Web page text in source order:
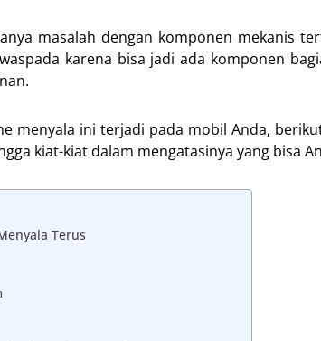
masalah dengan komponen mekanis
karena bisa jadi ada komponen
menyala ini terjadi pada mobil Anda,
kiat-kiat dalam mengatasinya yang bisa
Terus